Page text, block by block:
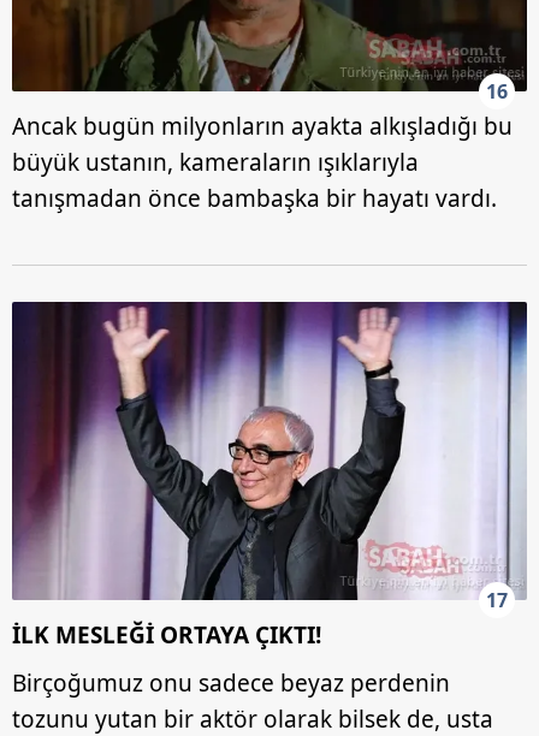
16
Ancak bugün milyonların ayakta alkışladığı bu
büyük ustanın, kameraların ışıklarıyla
tanışmadan önce bambaşka bir hayatı vardı.
17
İLK MESLEĞİ ORTAYA ÇIKTI!
Birçoğumuz onu sadece beyaz perdenin
tozunu yutan bir aktör olarak bilsek de, usta